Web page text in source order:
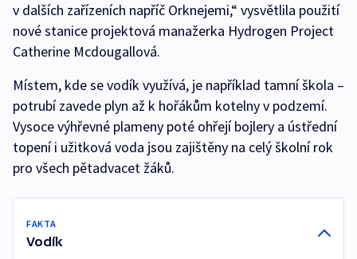
v dalších zařízeních napříč Orknejemi,“ vysvětlila použití
nové stanice projektová manažerka Hydrogen Project
Catherine Mcdougallová.
Místem, kde se vodík využívá, je například tamní škola –
potrubí zavede plyn až k hořákům kotelny v podzemí.
Vysoce výhřevné plameny poté ohřejí bojlery a ústřední
topení i užitková voda jsou zajištěny na celý školní rok
pro všech pětadvacet žáků.
FAKTA
Vodík